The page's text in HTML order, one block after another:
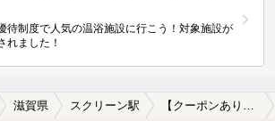
待制度で人気の温浴施設に行こう！対象施設が
れました！
滋賀県 スクリーン駅